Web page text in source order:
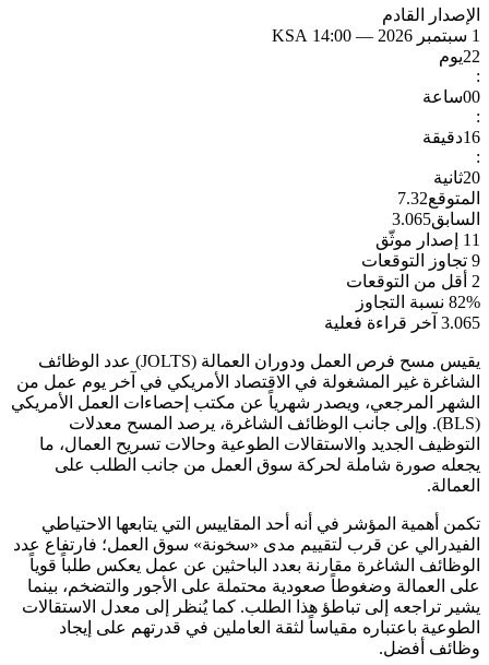
الإصدار القادم
1 سبتمبر 2026 — 14:00 KSA
22يوم
:
00ساعة
:
16دقيقة
:
19ثانية
المتوقع7.32
السابق3.065
11 إصدار موثّق
9 تجاوز التوقعات
2 أقل من التوقعات
82% نسبة التجاوز
3.065 آخر قراءة فعلية
يقيس مسح فرص العمل ودوران العمالة (JOLTS) عدد الوظائف
الشاغرة غير المشغولة في الاقتصاد الأمريكي في آخر يوم عمل من
الشهر المرجعي، ويصدر شهرياً عن مكتب إحصاءات العمل الأمريكي
(BLS). وإلى جانب الوظائف الشاغرة، يرصد المسح معدلات
التوظيف الجديد والاستقالات الطوعية وحالات تسريح العمال، ما
يجعله صورة شاملة لحركة سوق العمل من جانب الطلب على
العمالة.
تكمن أهمية المؤشر في أنه أحد المقاييس التي يتابعها الاحتياطي
الفيدرالي عن قرب لتقييم مدى «سخونة» سوق العمل؛ فارتفاع عدد
الوظائف الشاغرة مقارنة بعدد الباحثين عن عمل يعكس طلباً قوياً
على العمالة وضغوطاً صعودية محتملة على الأجور والتضخم، بينما
يشير تراجعه إلى تباطؤ هذا الطلب. كما يُنظر إلى معدل الاستقالات
الطوعية باعتباره مقياساً لثقة العاملين في قدرتهم على إيجاد
وظائف أفضل.